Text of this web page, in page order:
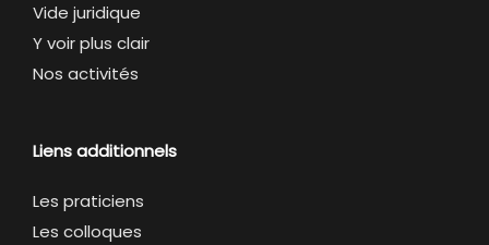
Vide juridique
Y voir plus clair
Nos activités
Liens additionnels
Les praticiens
Les colloques